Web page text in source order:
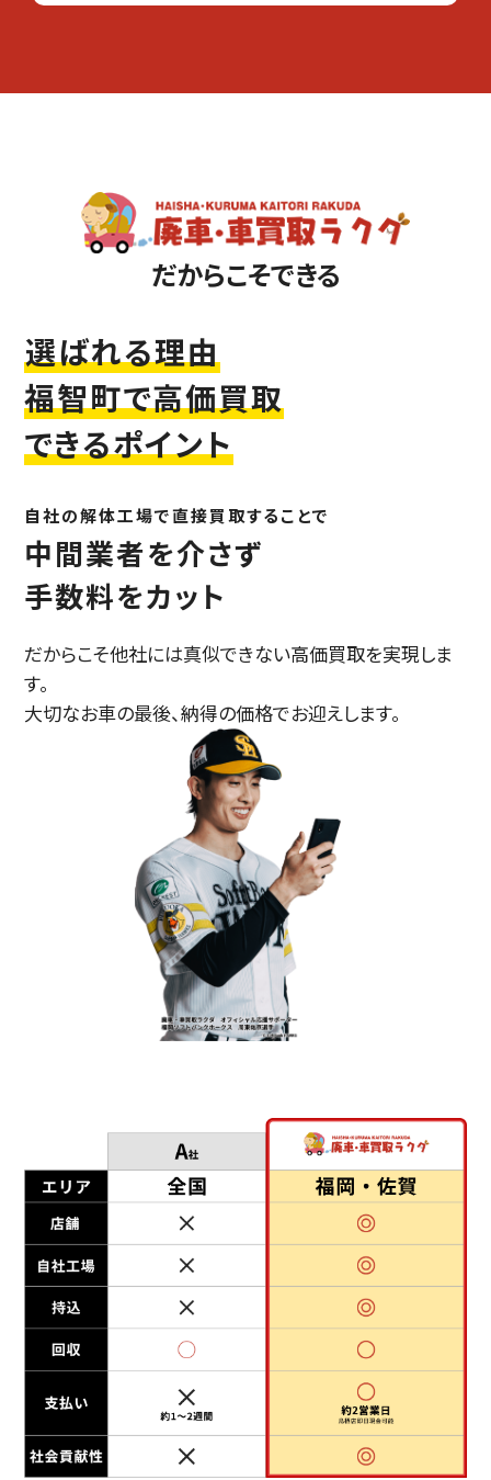
だからこそできる
選ばれる理由
福智町で高価買取
できるポイント
自社の解体工場で直接買取することで
中間業者を介さず
手数料をカット
だからこそ他社には真似できない高価買取を実現しま
す。
大切なお車の最後、納得の価格でお迎えします。